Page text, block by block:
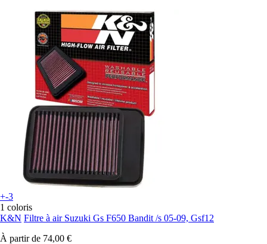
+-3
1 coloris
K&N Filtre à air Suzuki Gs F650 Bandit /s 05-09, Gsf12
À partir de 74,00 €